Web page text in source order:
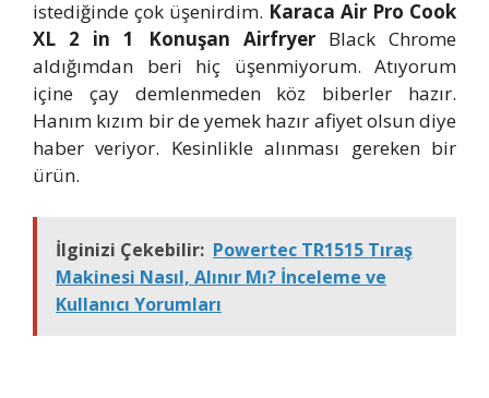
istediğinde çok üşenirdim. Karaca Air Pro Cook
XL 2 in 1 Konuşan AirfryerBlack Chrome
aldığımdan beri hiç üşenmiyorum. Atıyorum
içine çay demlenmeden köz biberler hazır.
Hanım kızım bir de yemek hazır afiyet olsun diye
haber veriyor. Kesinlikle alınması gereken bir
ürün.
İlginizi Çekebilir: Powertec TR1515 Tıraş
Makinesi Nasıl, Alınır Mı? İnceleme ve
Kullanıcı Yorumları